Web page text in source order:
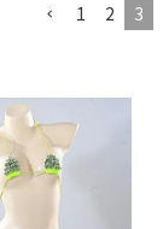
1
2 3